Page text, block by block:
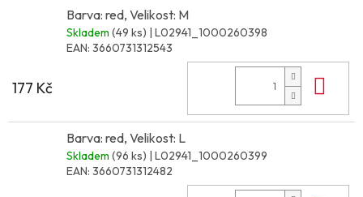
Barva: red, Velikost: M
Skladem (49 ks) | L02941_1000260398
EAN: 3660731312543
177 Kč
Barva: red, Velikost: L
Skladem (96 ks) | L02941_1000260399
EAN: 3660731312482